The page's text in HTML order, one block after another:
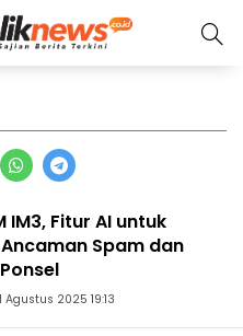
IM3, Fitur AI untuk
Spam dan
Agustus 2025 19:13